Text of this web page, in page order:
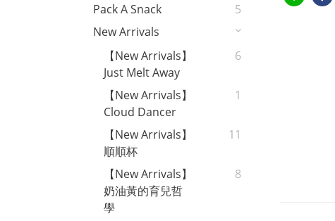
Pack A Snack
5
New Arrivals
【New Arrivals】
Just Melt Away
6
【New Arrivals】
Cloud Dancer
1
【New Arrivals】
順順杯
11
【New Arrivals】
奶油黃的育兒哲
學
8